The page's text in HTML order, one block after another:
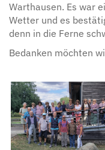
Warthausen. Es war
Wetter und es
denn in die Ferne
Bedanken möchten